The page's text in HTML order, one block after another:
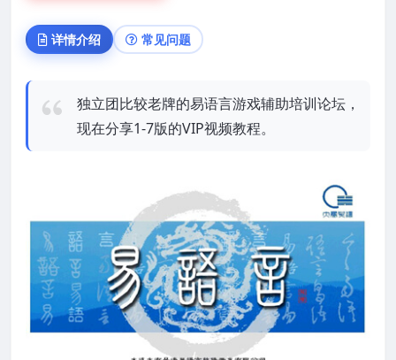
详情介绍 常见问题
独立团比较老牌的易语言游戏辅助培训论坛，
现在分享1-7版的VIP视频教程。